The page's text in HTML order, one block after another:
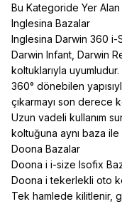
Bu Kategoride Yer
Inglesina Bazalar
Inglesina Darwin 360 i-
Darwin Infant, Darwin
koltuklarıyla uyumludur.
360° dönebilen
çıkarmayı son derece
Uzun vadeli kullanım
koltuğuna aynı baza ile
Doona Bazalar
Doona i i-size Isofix
Doona i tekerlekli oto
Tek hamlede kilitlenir,